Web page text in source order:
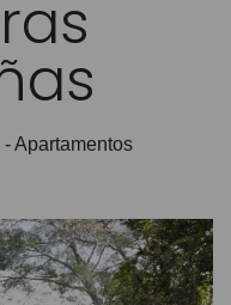
Apartamentos